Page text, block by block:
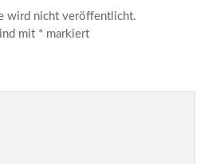
wird nicht veröffentlicht.
mit * markiert